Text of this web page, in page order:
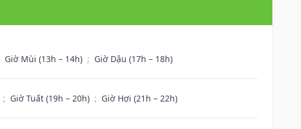
Giờ Mùi (13h – 14h) ; Giờ Dậu (17h – 18h)
; Giờ Tuất (19h – 20h) ; Giờ Hợi (21h – 22h)